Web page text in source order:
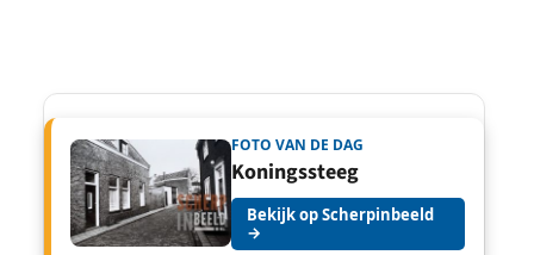
FOTO VAN DE DAG
Koningssteeg
Bekijk op Scherpinbeeld
→